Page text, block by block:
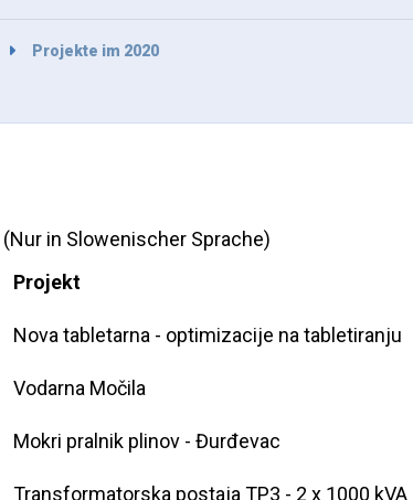
Projekte im 2020
(Nur in Slowenischer Sprache)
Projekt
Nova tabletarna - optimizacije na tabletiranju
Vodarna Močila
Mokri pralnik plinov - Đurđevac
Transformatorska postaja TP3 - 2 x 1000 kVA